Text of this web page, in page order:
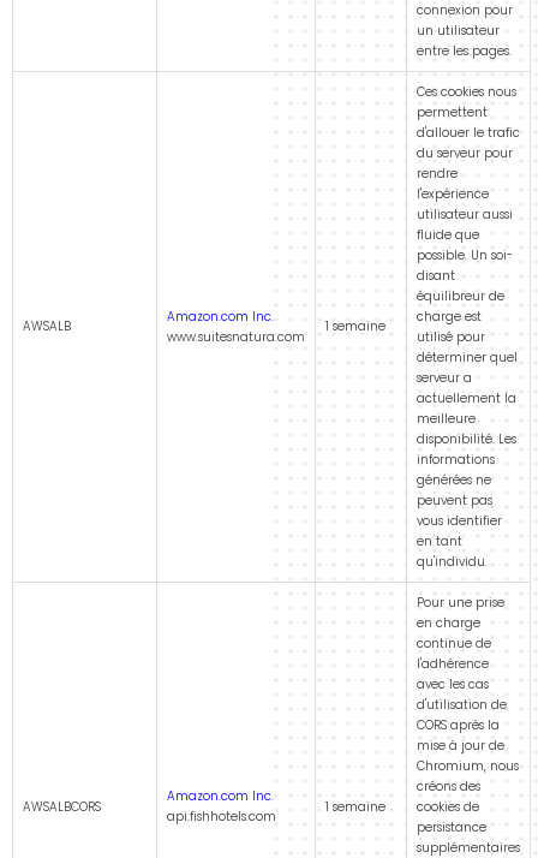
connexion pour
un utilisateur
entre les pages.
AWSALB
Amazon.com Inc.
www.suitesnatura.com
1 semaine
Ces cookies nous
permettent
d'allouer le trafic
du serveur pour
rendre
l'expérience
utilisateur aussi
fluide que
possible. Un soi-
disant
équilibreur de
charge est
utilisé pour
déterminer quel
serveur a
actuellement la
meilleure
disponibilité. Les
informations
générées ne
peuvent pas
vous identifier
en tant
qu'individu.
AWSALBCORS
Amazon.com Inc.
api.fishhotels.com
1 semaine
Pour une prise
en charge
continue de
l'adhérence
avec les cas
d'utilisation de
CORS après la
mise à jour de
Chromium, nous
créons des
cookies de
persistance
supplémentaires